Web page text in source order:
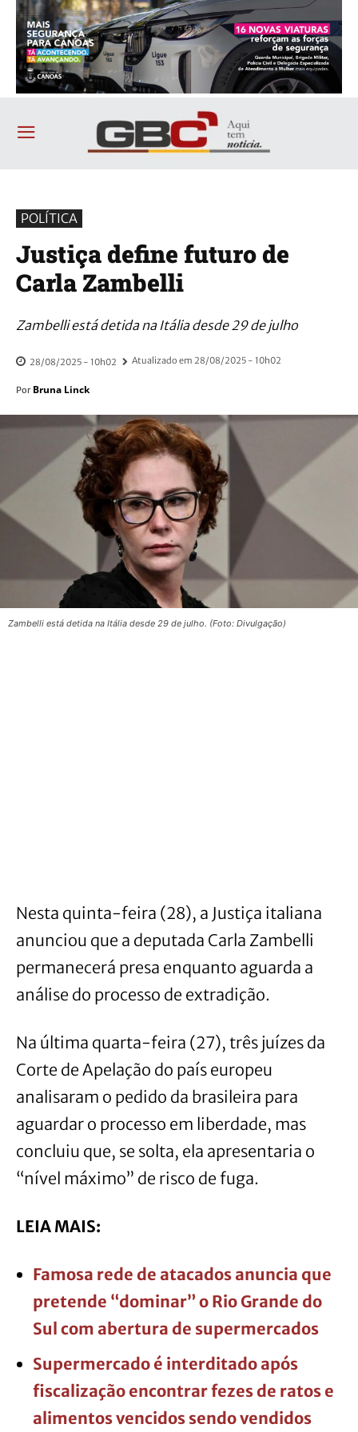
POLÍTICA
Justiça define futuro de
Carla Zambelli
Zambelli está detida na Itália desde 29 de julho
28/08/2025 - 10h02 Atualizado em 28/08/2025 - 10h02
Por Bruna Linck
Zambelli está detida na Itália desde 29 de julho. (Foto: Divulgação)
Nesta quinta-feira (28), a Justiça italiana
anunciou que a deputada Carla Zambelli
permanecerá presa enquanto aguarda a
análise do processo de extradição.
Na última quarta-feira (27), três juízes da
Corte de Apelação do país europeu
analisaram o pedido da brasileira para
aguardar o processo em liberdade, mas
concluiu que, se solta, ela apresentaria o
“nível máximo” de risco de fuga.
LEIA MAIS:
Famosa rede de atacados anuncia que
pretende “dominar” o Rio Grande do
Sul com abertura de supermercados
Supermercado é interditado após
fiscalização encontrar fezes de ratos e
alimentos vencidos sendo vendidos